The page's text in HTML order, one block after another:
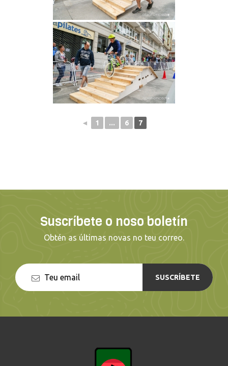
◄ 1 ... 6 7
Suscríbete o noso boletín
Obtén as últimas novas no teu correo.
SUSCRÍBETE